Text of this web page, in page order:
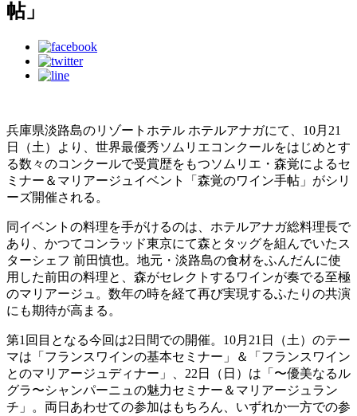
帖」
兵庫県淡路島のリゾートホテル ホテルアナガにて、10月21
日（土）より、世界最優秀ソムリエコンクールをはじめとす
る数々のコンクールで受賞歴をもつソムリエ・森覚によるセ
ミナー＆マリアージュイベント「森覚のワイン手帖」がシリ
ーズ開催される。
同イベントの料理を手がけるのは、ホテルアナガ総料理長で
あり、かつてコンラッド東京にて森とタッグを組んでいたス
ターシェフ 前田慎也。地元・淡路島の食材をふんだんに使
用した前田の料理と、森がセレクトするワインが奏でる至極
のマリアージュ。数年の時を経て再び実現するふたりの共演
にも期待が高まる。
第1回目となる今回は2日間での開催。10月21日（土）のテー
マは「フランスワインの基本セミナー」＆「フランスワイン
とのマリアージュディナー」、22日（日）は「〜優美なるル
グラ〜シャンパーニュの魅力セミナー＆マリアージュラン
チ」。両日あわせての参加はもちろん、いずれか一方での参